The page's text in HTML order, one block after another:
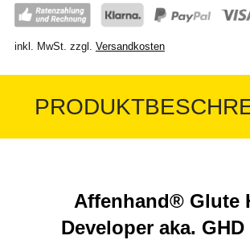
inkl. MwSt. zzgl. Versandkosten
Affenhand® Glute
Developer aka. GHD